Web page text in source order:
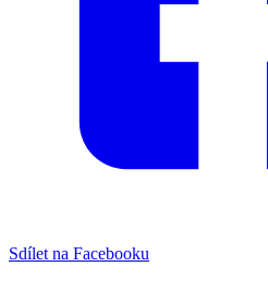
Sdílet na Facebooku